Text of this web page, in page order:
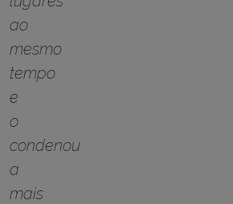
ao
mesmo
tempo
e
o
condenou
a
mais